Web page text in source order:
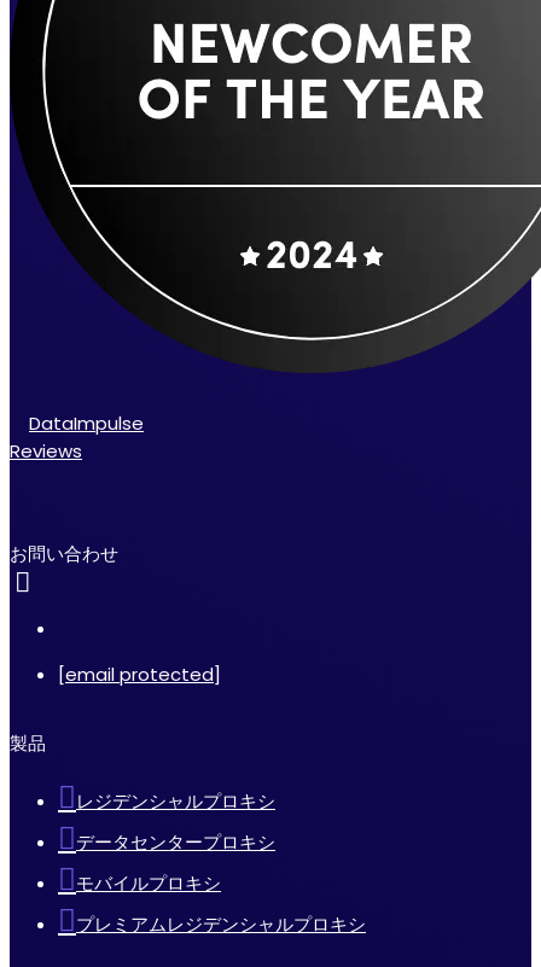
DataImpulse
Reviews
お問い合わせ
[email protected]
製品
レジデンシャルプロキシ
データセンタープロキシ
モバイルプロキシ
プレミアムレジデンシャルプロキシ